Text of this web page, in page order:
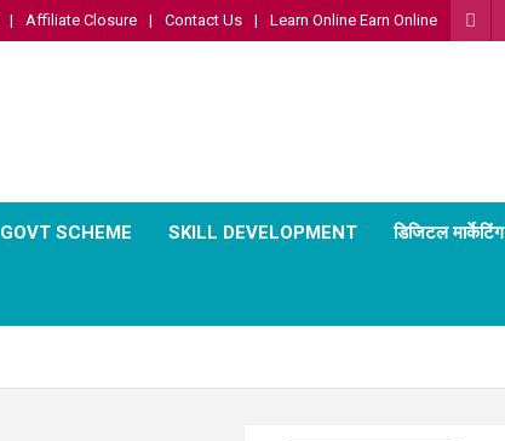
Affiliate Closure Contact Us Learn Online Earn Online
GOVT SCHEME SKILL DEVELOPMENT डिजिटल मार्केटिंग